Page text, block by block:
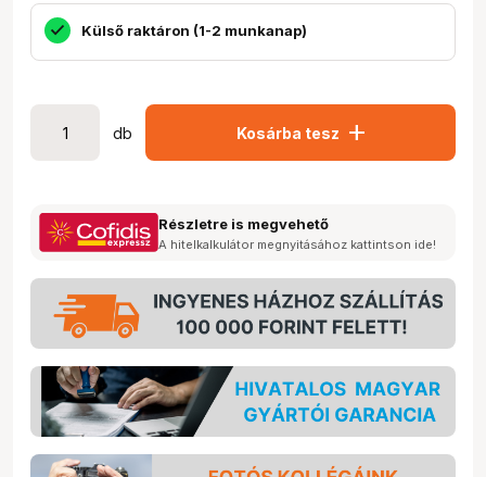
Külső raktáron (1-2 munkanap)
db Kosárba tesz add
Részletre is megvehető
A hitelkalkulátor megnyitásához kattintson ide!